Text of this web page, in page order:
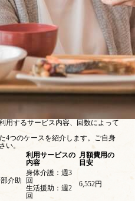
用するサービス内容、回数によって
4つのケースを紹介します。ご自身
い。
利用サービスの
内容
月額費用の
目安
介助
身体介護：週3
回
生活援助：週2
回
6,552円